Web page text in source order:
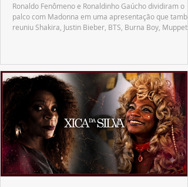
Ronaldo Fenômeno e Ronaldinho Gaúcho dividiram o
palco com Madonna em uma apresentação que
reuniu Shakira, Justin Bieber, BTS, Burna Boy, Muppets,